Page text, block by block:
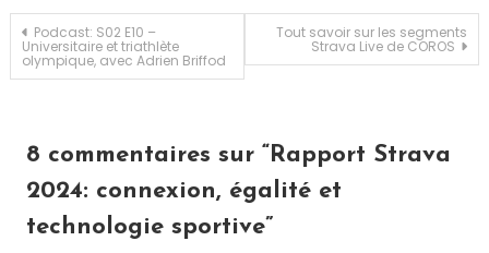
Navigation
de
Podcast: S02 E10 –
Universitaire et triathlète
olympique, avec Adrien Briffod
Tout savoir sur les segments
Strava Live de COROS
8 commentaires sur “Rapport Strava
2024: connexion, égalité et
technologie sportive”